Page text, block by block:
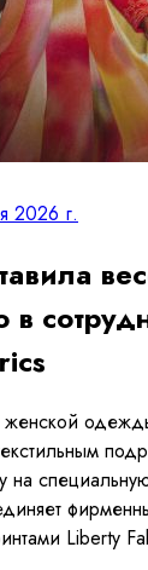
2026 г.
на
Liberty